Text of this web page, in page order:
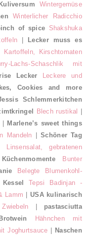
Wintergemüse
Winterlicher Radicchio
of spice
Shakshuka
Lecker muss es
Kirschtomaten
Lachs-Schaschlik mit
Lecker
Leckere und
Cookies and more
Schlemmerkitchen
Blech rustikal
Marlene’s sweet things
Mandeln |Schöner Tag
gebratenen
Küchenmomente
Bunter
Belegte Blumenkohl-
Tepsi Badinjan -
Lamm |USA kulinarisch
pastasciutta
Brotwein
Hähnchen mit
Joghurtsauce
Naschen